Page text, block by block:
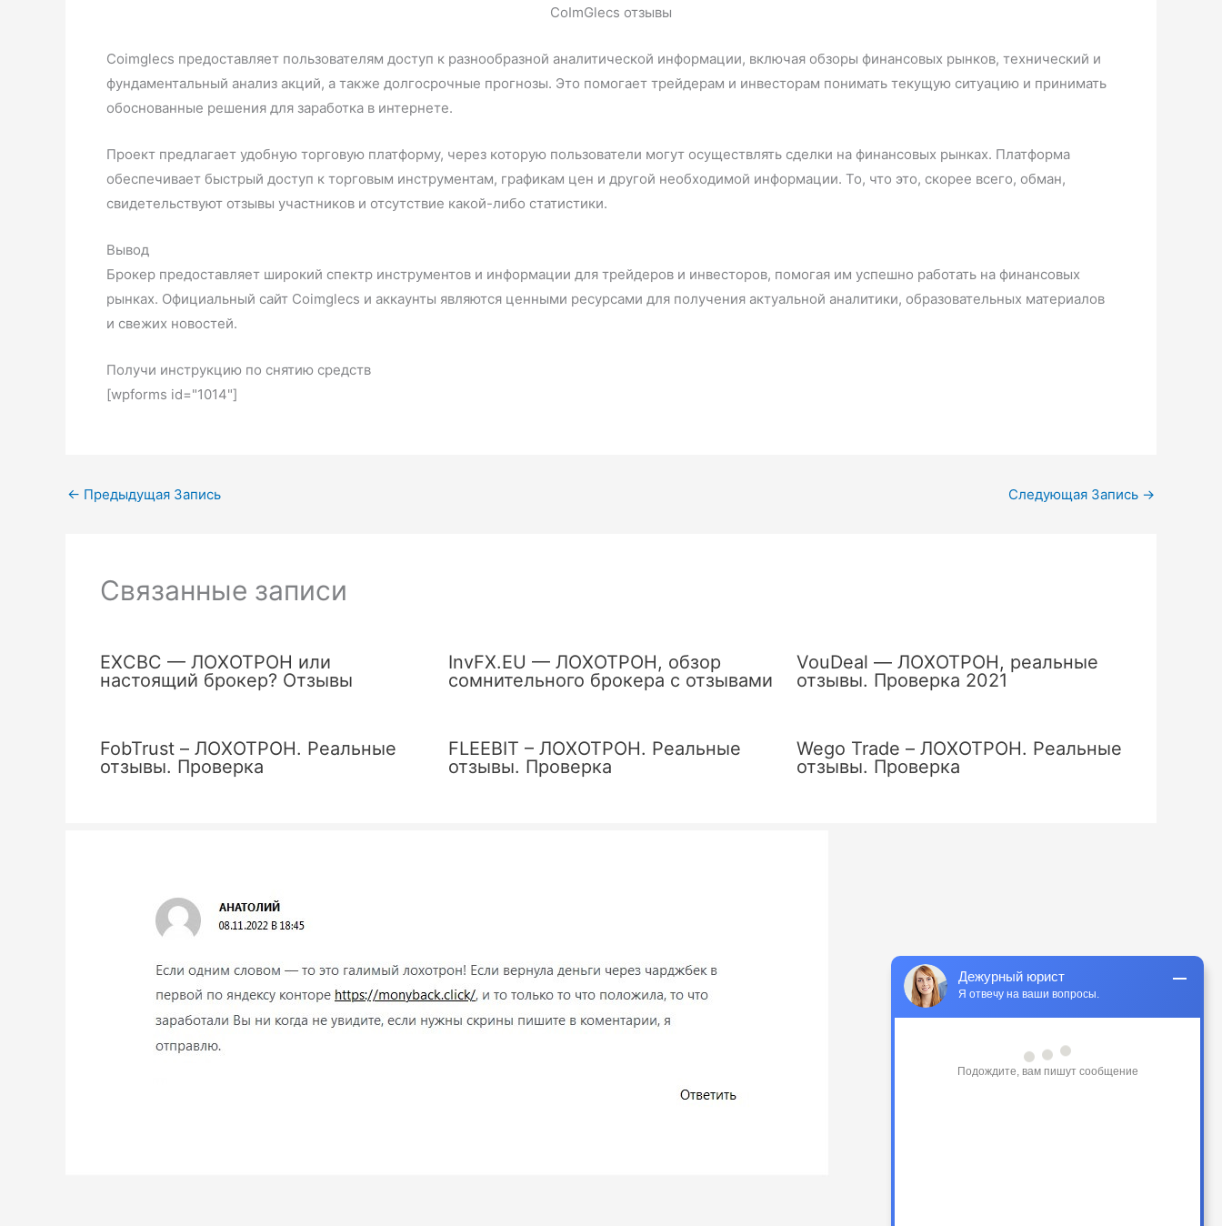
CoImGlecs отзывы
Coimglecs предоставляет пользователям доступ к разнообразной аналитической информации, включая обзоры финансовых рынков, технический и
фундаментальный анализ акций, а также долгосрочные прогнозы. Это помогает трейдерам и инвесторам понимать текущую ситуацию и принимать
обоснованные решения для заработка в интернете.
Проект предлагает удобную торговую платформу, через которую пользователи могут осуществлять сделки на финансовых рынках. Платформа
обеспечивает быстрый доступ к торговым инструментам, графикам цен и другой необходимой информации. То, что это, скорее всего, обман,
свидетельствуют отзывы участников и отсутствие какой-либо статистики.
Вывод
Брокер предоставляет широкий спектр инструментов и информации для трейдеров и инвесторов, помогая им успешно работать на финансовых
рынках. Официальный сайт Coimglecs и аккаунты являются ценными ресурсами для получения актуальной аналитики, образовательных материалов
и свежих новостей.
Получи инструкцию по снятию средств
[wpforms id="1014"]
← Предыдущая Запись Следующая Запись →
Связанные записи
EXCBC — ЛОХОТРОН или
настоящий брокер? Отзывы
InvFX.EU — ЛОХОТРОН, обзор
сомнительного брокера с отзывами
VouDeal — ЛОХОТРОН, реальные
отзывы. Проверка 2021
FobTrust – ЛОХОТРОН. Реальные
отзывы. Проверка
FLEEBIT – ЛОХОТРОН. Реальные
отзывы. Проверка
Wego Trade – ЛОХОТРОН. Реальные
отзывы. Проверка
Дежурный юрист
Я отвечу на ваши вопросы.
Здравствуйте! У вас есть вопрос или
вам нужна помощь?